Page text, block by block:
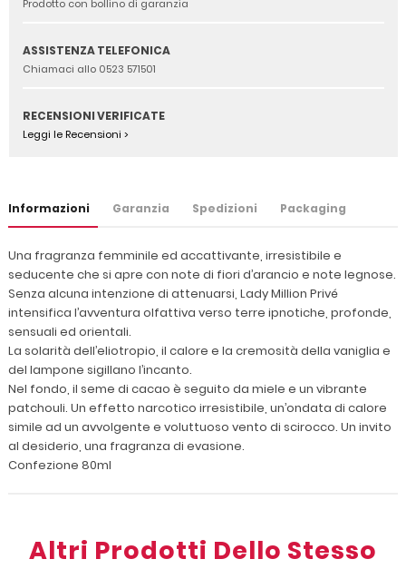
Prodotto con bollino di garanzia
ASSISTENZA TELEFONICA
Chiamaci allo 0523 571501
RECENSIONI VERIFICATE
Leggi le Recensioni >
Informazioni Garanzia Spedizioni Packaging
Una fragranza femminile ed accattivante, irresistibile e
seducente che si apre con note di fiori d’arancio e note legnose.
Senza alcuna intenzione di attenuarsi, Lady Million Privé
intensifica l’avventura olfattiva verso terre ipnotiche, profonde,
sensuali ed orientali.
La solarità dell’eliotropio, il calore e la cremosità della vaniglia e
del lampone sigillano l’incanto.
Nel fondo, il seme di cacao è seguito da miele e un vibrante
patchouli. Un effetto narcotico irresistibile, un’ondata di calore
simile ad un avvolgente e voluttuoso vento di scirocco. Un invito
al desiderio, una fragranza di evasione.
Confezione 80ml
Altri Prodotti Dello Stesso